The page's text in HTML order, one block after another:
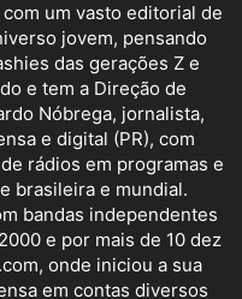
um vasto editorial de
jovem, pensando
das gerações Z e
e tem a Direção de
Nóbrega, jornalista,
e digital (PR), com
rádios em programas e
brasileira e mundial.
bandas independentes
e por mais de 10 dez
onde iniciou a sua
em contas diversos